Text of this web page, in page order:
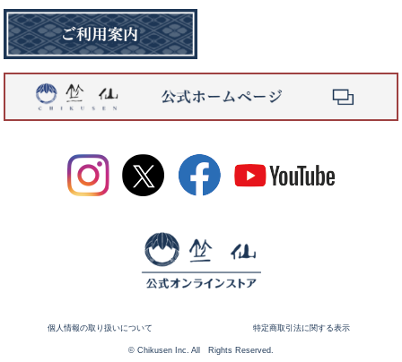
個人情報の取り扱いについて 特定商取引法に関する表示
© Chikusen Inc. All Rights Reserved.